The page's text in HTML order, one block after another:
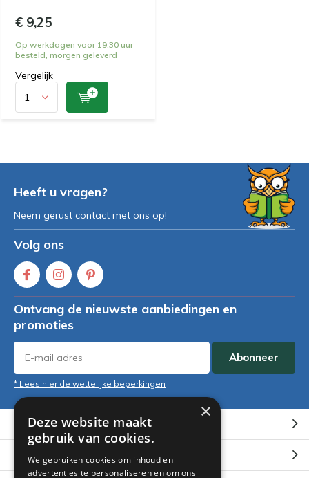
€ 9,25
Op werkdagen voor 19:30 uur
besteld, morgen geleverd
Vergelijk
Heeft u vragen?
Neem gerust contact met ons op!
Volg ons
Ontvang de nieuwste aanbiedingen en
promoties
Abonneer
* Lees hier de wettelijke beperkingen
Klantenservice
Mijn account
×
Deze website maakt
gebruik van cookies.
We gebruiken cookies om inhoud en
advertenties te personaliseren en om ons